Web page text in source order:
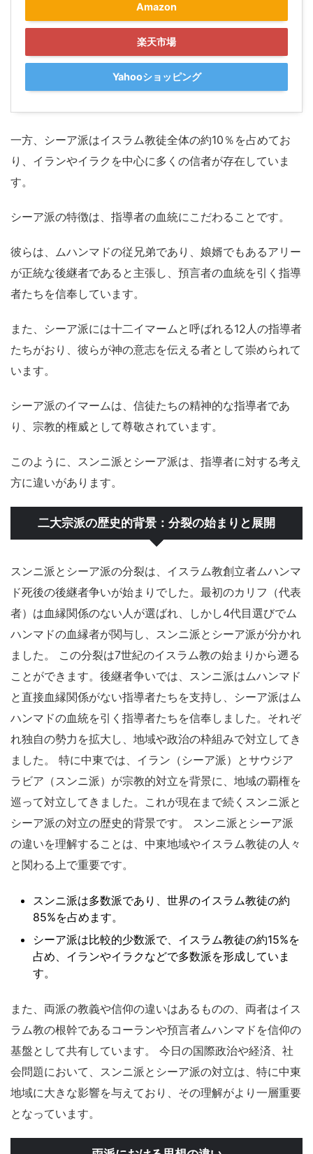
Amazon
楽天市場
Yahooショッピング
一方、シーア派はイスラム教徒全体の約10％を占めてお
り、イランやイラクを中心に多くの信者が存在していま
す。
シーア派の特徴は、指導者の血統にこだわることです。
彼らは、ムハンマドの従兄弟であり、娘婿でもあるアリー
が正統な後継者であると主張し、預言者の血統を引く指導
者たちを信奉しています。
また、シーア派には十二イマームと呼ばれる12人の指導者
たちがおり、彼らが神の意志を伝える者として崇められて
います。
シーア派のイマームは、信徒たちの精神的な指導者であ
り、宗教的権威として尊敬されています。
このように、スンニ派とシーア派は、指導者に対する考え
方に違いがあります。
二大宗派の歴史的背景：分裂の始まりと展開
スンニ派とシーア派の分裂は、イスラム教創立者ムハンマ
ド死後の後継者争いが始まりでした。最初のカリフ（代表
者）は血縁関係のない人が選ばれ、しかし4代目選びでム
ハンマドの血縁者が関与し、スンニ派とシーア派が分かれ
ました。 この分裂は7世紀のイスラム教の始まりから遡る
ことができます。後継者争いでは、スンニ派はムハンマド
と直接血縁関係がない指導者たちを支持し、シーア派はム
ハンマドの血統を引く指導者たちを信奉しました。それぞ
れ独自の勢力を拡大し、地域や政治の枠組みで対立してき
ました。 特に中東では、イラン（シーア派）とサウジア
ラビア（スンニ派）が宗教的対立を背景に、地域の覇権を
巡って対立してきました。これが現在まで続くスンニ派と
シーア派の対立の歴史的背景です。 スンニ派とシーア派
の違いを理解することは、中東地域やイスラム教徒の人々
と関わる上で重要です。
スンニ派は多数派であり、世界のイスラム教徒の約
85%を占めます。
シーア派は比較的少数派で、イスラム教徒の約15%を
占め、イランやイラクなどで多数派を形成していま
す。
また、両派の教義や信仰の違いはあるものの、両者はイス
ラム教の根幹であるコーランや預言者ムハンマドを信仰の
基盤として共有しています。 今日の国際政治や経済、社
会問題において、スンニ派とシーア派の対立は、特に中東
地域に大きな影響を与えており、その理解がより一層重要
となっています。